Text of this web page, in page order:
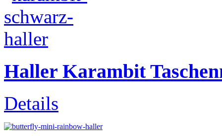
Haller Karambit
Details